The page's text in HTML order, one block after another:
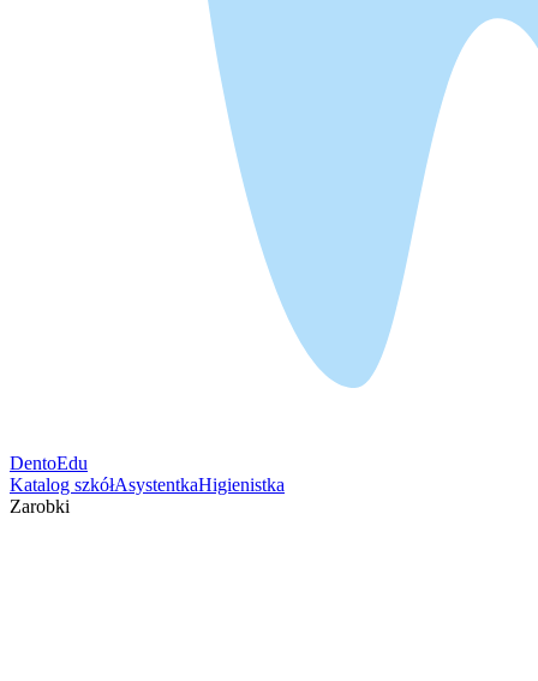
DentoEdu
Katalog szkółAsystentkaHigienistka
Zarobki